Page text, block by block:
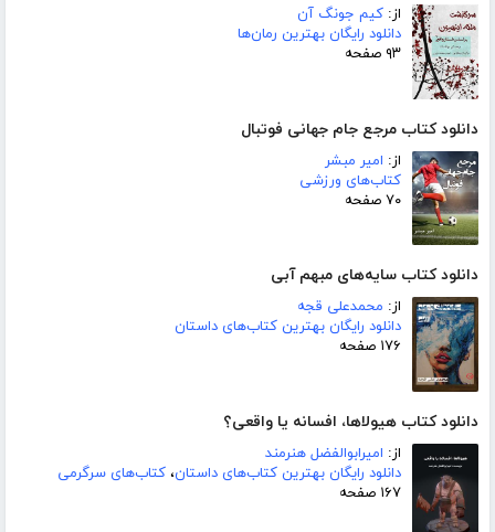
از: کیم جونگ آن
دانلود رایگان بهترین رمان‌ها
۹۳ صفحه
دانلود کتاب مرجع جام جهانی فوتبال
از: امیر مبشر
کتاب‌های ورزشی
۷۰ صفحه
دانلود کتاب سایه‌های مبهم آبی
از: محمدعلی قجه
دانلود رایگان بهترین کتاب‌های داستان
۱۷۶ صفحه
دانلود کتاب هیولاها، افسانه یا واقعی؟
از: امیرابوالفضل هنرمند
دانلود رایگان بهترین کتاب‌های داستان، کتاب‌های سرگرمی
۱۶۷ صفحه